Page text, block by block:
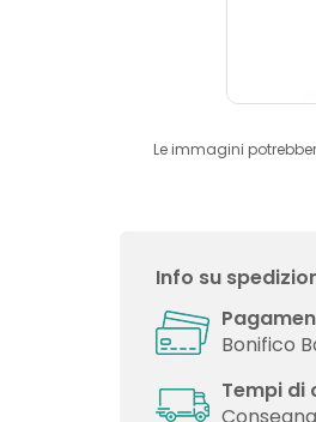
Le immagini
Info su
Bonifico
Tempi di